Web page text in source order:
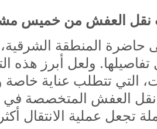
نقل العفش من خميس
حاضرة المنطقة الشرقية،
ولعل أبرز هذه
التي تتطلب عناية خاصة
نقل العفش المتخصصة